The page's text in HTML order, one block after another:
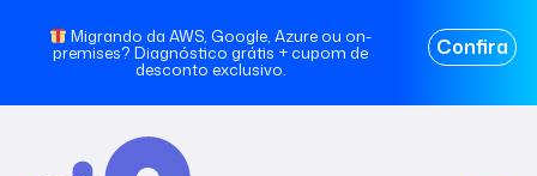
Migrando da AWS, Google, Azure ou on-
premises? Diagnóstico grátis + cupom de
desconto exclusivo.
Confira